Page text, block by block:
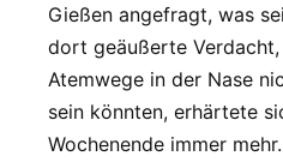
Gießen angefragt, was
dort geäußerte
Atemwege in der Nase
sein könnten, erhärtete
Wochenende immer